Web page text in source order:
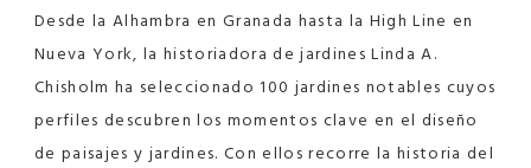
Desde la Alhambra en Granada hasta la High Line en
Nueva York, la historiadora de jardines Linda A.
Chisholm ha seleccionado 100 jardines notables cuyos
perfiles descubren los momentos clave en el diseño
de paisajes y jardines. Con ellos recorre la historia del